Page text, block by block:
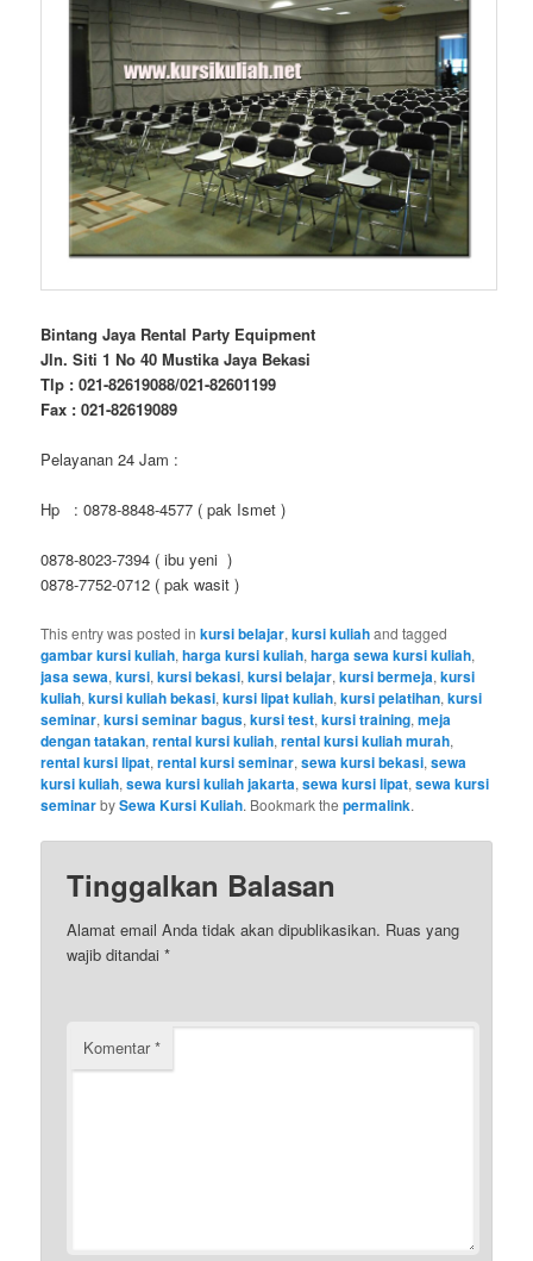
Bintang Jaya Rental Party Equipment
Jln. Siti 1 No 40 Mustika Jaya Bekasi
Tlp : 021-82619088/021-82601199
Fax : 021-82619089
Pelayanan 24 Jam :
Hp : 0878-8848-4577 ( pak Ismet )
0878-8023-7394 ( ibu yeni )
0878-7752-0712 ( pak wasit )
This entry was posted inkursi belajar,kursi kuliahand tagged
gambar kursi kuliah,harga kursi kuliah,harga sewa kursi kuliah,
jasa sewa,kursi,kursi bekasi,kursi belajar,kursi bermeja,kursi
kuliah,kursi kuliah bekasi,kursi lipat kuliah,kursi pelatihan,kursi
seminar,kursi seminar bagus,kursi test,kursi training,meja
dengan tatakan,rental kursi kuliah,rental kursi kuliah murah,
rental kursi lipat,rental kursi seminar,sewa kursi bekasi,sewa
kursi kuliah,sewa kursi kuliah jakarta,sewa kursi lipat,sewa kursi
seminarbySewa Kursi Kuliah. Bookmark thepermalink.
Tinggalkan Balasan
Alamat email Anda tidak akan dipublikasikan. Ruas yang
wajib ditandai*
Komentar*